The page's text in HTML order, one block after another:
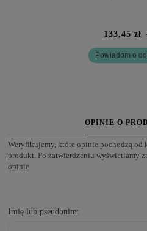
133,45 zł
Powiadom o
OPINIE O
Weryfikujemy, które opinie pochodzą
produkt. Po zatwierdzeniu wyświetlamy
opinie
Imię lub pseudonim: